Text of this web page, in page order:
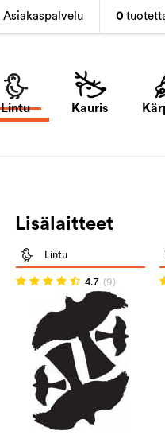
Asiakaspalvelu 0
Lintu Kauris
Lisälaitteet
Lintu
4.7 (9)